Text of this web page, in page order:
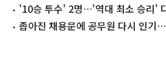
부 '10승 투수' 2명…'역대 최소 승리'
좁아진 채용문에 공무원 다시 인기